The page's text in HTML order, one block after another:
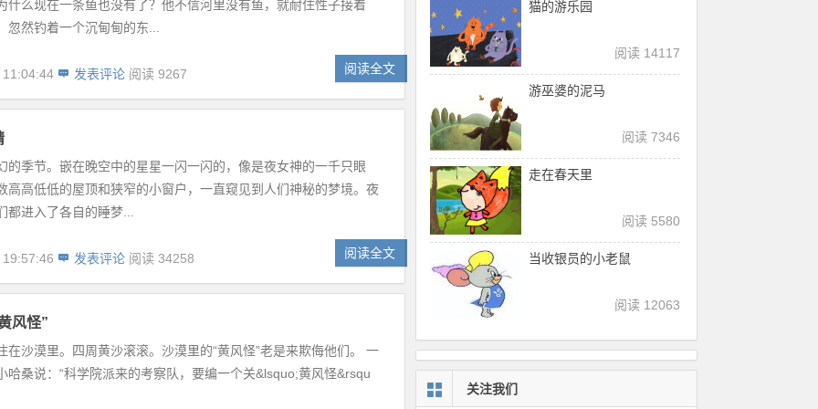
什么现在一条鱼也没有了？他不信河里没有鱼，就耐住性子接着
忽然钓着一个沉甸甸的东...
发表评论 阅读 9267 阅读全文
的季节。嵌在晚空中的星星一闪一闪的，像是夜女神的一千只眼
高高低低的屋顶和狭窄的小窗户，一直窥见到人们神秘的梦境。夜
都进入了各自的睡梦...
发表评论 阅读 34258 阅读全文
风怪”
在沙漠里。四周黄沙滚滚。沙漠里的“黄风怪”老是来欺侮他们。 一
哈桑说：“科学院派来的考察队，要编一个关&lsquo;黄风怪&rsqu
猫的游乐园
阅读 14117
游巫婆的泥马
阅读 7346
走在春天里
阅读 5580
当收银员的小老鼠
阅读 12063
关注我们